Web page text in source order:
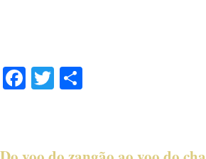
Facebook
Twitter